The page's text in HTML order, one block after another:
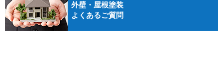
外壁・屋根塗装
よくあるご質問